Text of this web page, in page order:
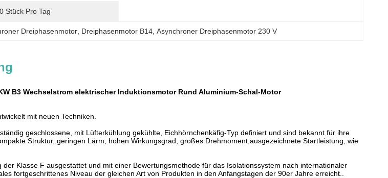
Stück Pro Tag
Dreiphasenmotor Dreiphasenmotor B14 , Asynchroner Dreiphasenmotor 230 V
B3 Wechselstrom elektrischer Induktionsmotor Rund Aluminium-Schal-Motor
mit neuen Techniken.
geschlossene, mit Lüfterkühlung gekühlte, Eichhörnchenkäfig-Typ definiert und sind bekannt für ihre
Struktur, geringen Lärm, hohen Wirkungsgrad, großes Drehmoment,ausgezeichnete Startleistung, wie
Klasse F ausgestattet und mit einer Bewertungsmethode für das Isolationssystem nach internationaler
fortgeschrittenes Niveau der gleichen Art von Produkten in den Anfangstagen der 90er Jahre erreicht..